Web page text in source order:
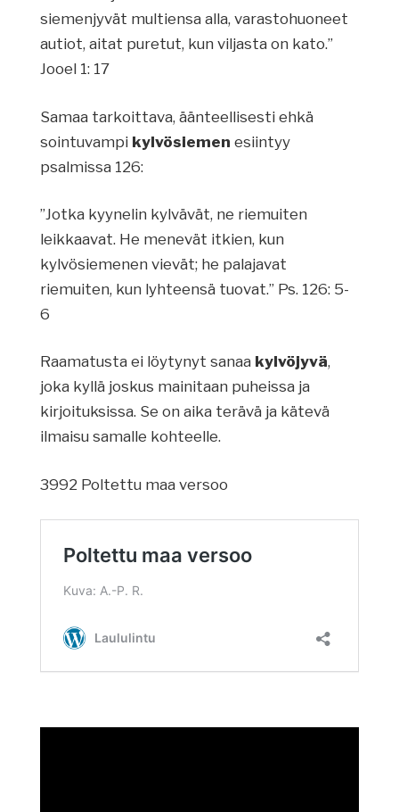
siemenjyvät multiensa alla, varastohuoneet
autiot, aitat puretut, kun viljasta on kato.”
Jooel 1: 17
Samaa tarkoittava, äänteellisesti ehkä
sointuvampi kylvösiemen esiintyy
psalmissa 126:
”Jotka kyynelin kylvävät, ne riemuiten
leikkaavat. He menevät itkien, kun
kylvösiemenen vievät; he palajavat
riemuiten, kun lyhteensä tuovat.” Ps. 126: 5-
6
Raamatusta ei löytynyt sanaa kylvöjyvä,
joka kyllä joskus mainitaan puheissa ja
kirjoituksissa. Se on aika terävä ja kätevä
ilmaisu samalle kohteelle.
3992 Poltettu maa versoo